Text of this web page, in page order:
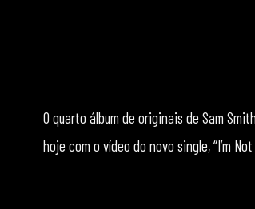
O quarto álbum de originais de Sam
hoje com o vídeo do novo single, “I’m